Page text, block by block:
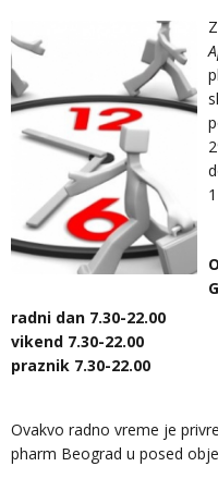
radni dan 7.30-22.00
vikend 7.30-22.00
praznik 7.30-22.00
Ovakvo radno vreme je
pharm Beograd u posed